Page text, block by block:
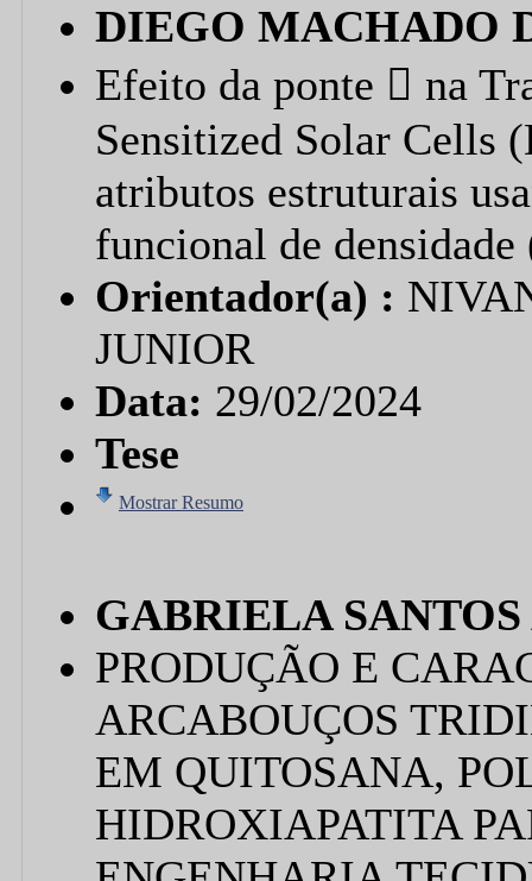
DIEGO MACHADO
Efeito da ponte  na
Sensitized Solar Cells
atributos estruturais
funcional de
Orientador(a) :
JUNIOR
Data: 29/02/2024
Tese
Mostrar Resumo
GABRIELA
PRODUÇÃO E
ARCABOUÇOS
EM QUITOSANA,
HIDROXIAPATITA